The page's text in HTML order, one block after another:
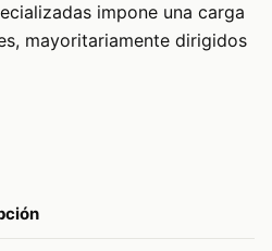
impone una carga
mayoritariamente dirigidos